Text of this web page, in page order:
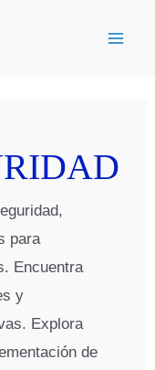
para
Encuentra
y
Explora
de